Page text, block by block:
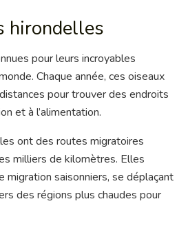
hirondelles
pour leurs incroyables
Chaque année, ces oiseaux
pour trouver des endroits
et à l’alimentation.
ont des routes migratoires
milliers de kilomètres. Elles
migration saisonniers, se déplaçant
des régions plus chaudes pour